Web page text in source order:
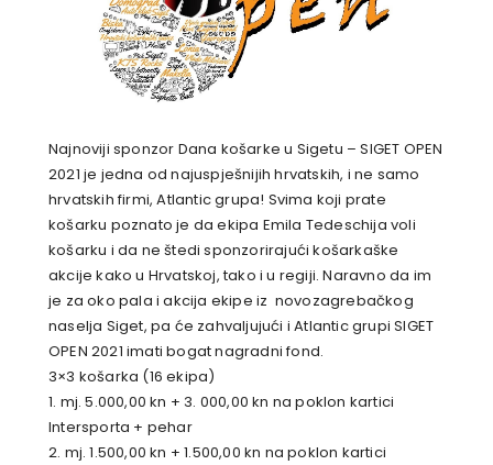
Najnoviji sponzor Dana košarke u Sigetu – SIGET OPEN
2021 je jedna od najuspješnijih hrvatskih, i ne samo
hrvatskih firmi, Atlantic grupa! Svima koji prate
košarku poznato je da ekipa Emila Tedeschija voli
košarku i da ne štedi sponzorirajući košarkaške
akcije kako u Hrvatskoj, tako i u regiji. Naravno da im
je za oko pala i akcija ekipe iz novozagrebačkog
naselja Siget, pa će zahvaljujući i Atlantic grupi SIGET
OPEN 2021 imati bogat nagradni fond.
3×3 košarka (16 ekipa)
1. mj. 5.000,00 kn + 3. 000,00 kn na poklon kartici
Intersporta + pehar
2. mj. 1.500,00 kn + 1.500,00 kn na poklon kartici